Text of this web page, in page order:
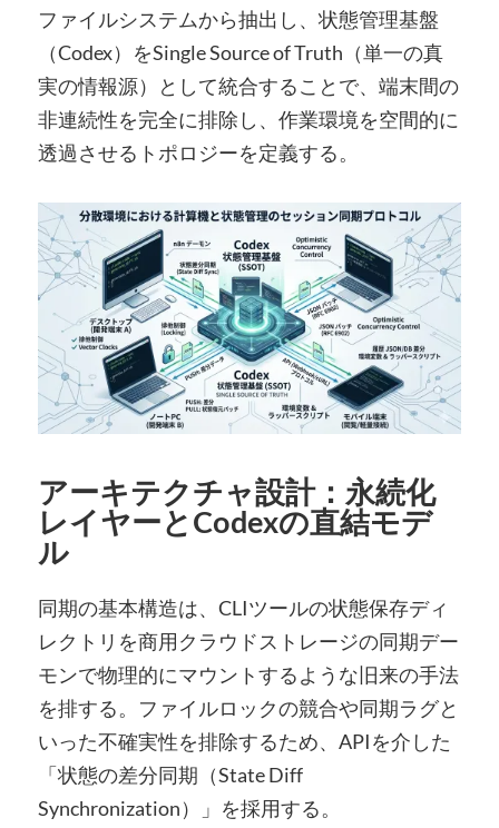
ファイルシステムから抽出し、状態管理基盤
（Codex）をSingle Source of Truth（単一の真
実の情報源）として統合することで、端末間の
非連続性を完全に排除し、作業環境を空間的に
透過させるトポロジーを定義する。
アーキテクチャ設計：永続化
レイヤーとCodexの直結モデ
ル
同期の基本構造は、CLIツールの状態保存ディ
レクトリを商用クラウドストレージの同期デー
モンで物理的にマウントするような旧来の手法
を排する。ファイルロックの競合や同期ラグと
いった不確実性を排除するため、APIを介した
「状態の差分同期（State Diff
Synchronization）」を採用する。